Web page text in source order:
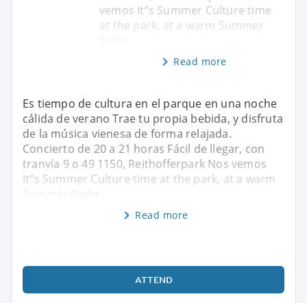
vemos It”s Summer Culture time
at the park, at a warm Summer
Read more
Es tiempo de cultura en el parque en una noche
cálida de verano Trae tu propia bebida, y disfruta
de la música vienesa de forma relajada.
Concierto de 20 a 21 horas Fácil de llegar, con
tranvía 9 o 49 1150, Reithofferpark Nos vemos
It”s Summer Culture time at the park, at a warm
Summer Night
Read more
ATTEND